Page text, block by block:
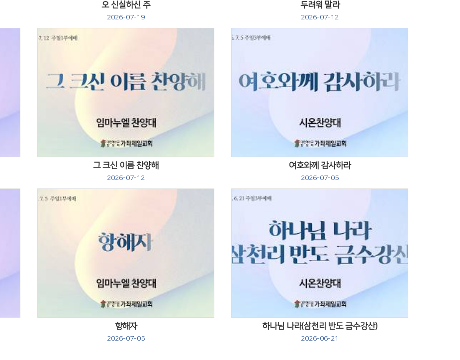
오 신실하신 주
2026-07-19
두려워 말라
2026-07-12
그 크신 이름 찬양해
2026-07-12
여호와께 감사하라
2026-07-05
항해자
2026-07-05
Views
하나님 나라(삼천리 반도 금수강산)
2026-06-21